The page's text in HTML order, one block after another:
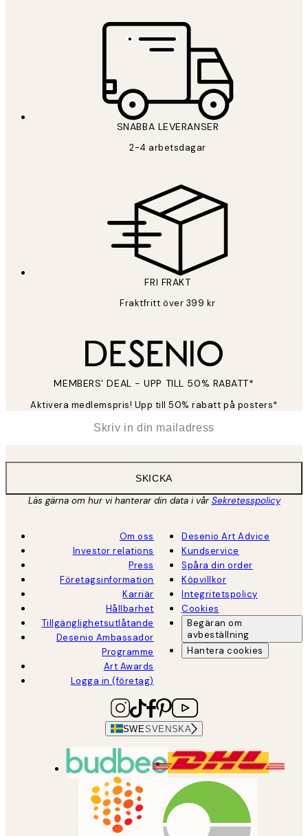
SNABBA LEVERANSER
2-4 arbetsdagar
FRI FRAKT
Fraktfritt över 399 kr
MEMBERS' DEAL - UPP TILL 50% RABATT*
Aktivera medlemspris! Upp till 50% rabatt på posters*
SKICKA
Läs gärna om hur vi hanterar din data i vårSekretesspolicy
Om oss
Investor relations
Press
Företagsinformation
Karriär
Hållbarhet
Tillgänglighetsutlåtande
Desenio Ambassador
Programme
Art Awards
Logga in (företag)
Desenio Art Advice
Kundservice
Spåra din order
Köpvillkor
Integritetspolicy
Cookies
Begäran om
avbeställning
Hantera cookies
SWESVENSKA